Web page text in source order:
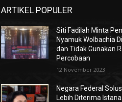
ARTIKEL POPULER
Siti Fadilah Minta
Nyamuk Wolbachia
dan Tidak Gunakan
Percobaan
12 November 2023
Negara Federal
Lebih Diterima